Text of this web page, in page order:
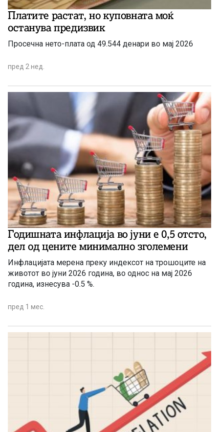
Платите растат, но куповната моќ
останува предизвик
Просечна нето-плата од 49.544 денари во мај 2026
пред 2 нед.
Годишната инфлација во јуни е 0,5 отсто,
дел од цените минимално зголемени
Инфлацијата мерена преку индексот на трошоците на
животот во јуни 2026 година, во однос на мај 2026
година, изнесува -0.5 %.
пред 1 мес.